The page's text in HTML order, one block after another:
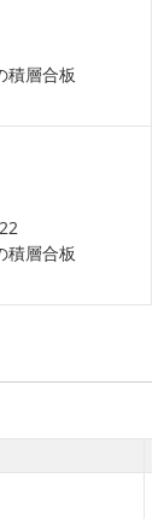
積層合板
積層合板